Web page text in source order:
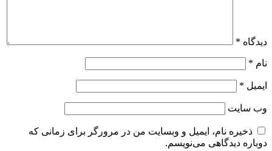
دیدگاه *
نام *
ایمیل *
وب‌ سایت
ذخیره نام، ایمیل و وبسایت من در مرورگر برای زمانی که
دوباره دیدگاهی می‌نویسم.